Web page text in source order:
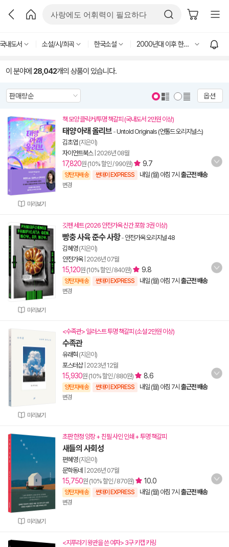
국내도서 소설/시/희곡 한국소설 2000년대 이후 한국소설
이 분야에 28,042개의 상품이 있습니다.
옵션
미리보기
책 모양 클릭커/투명 책갈피 (국내도서 2만원 이상)
태양 아래 올리브 -Untold Originals (언톨드 오리지널스)
김초엽 (지은이)
자이언트북스| 2026년 08월
17,820원 (10% 할인 / 990원) 9.7
양탄자배송 썬데이 EXPRESS 내일 (월) 아침 7시 출근전 배송
변경
미리보기
깃펜 세트 (2026 안전가옥 신간 포함 3권 이상)
빵충 사육 준수 사항- 안전가옥 오리지널 48
김혜영(지은이)
안전가옥| 2026년 07월
15,120원 (10% 할인 / 840원) 9.8
양탄자배송 썬데이 EXPRESS 내일 (월) 아침 7시 출근전 배송
변경
미리보기
<수족관> 일러스트 투명 책갈피 (소설 2만원 이상)
수족관
유래혁 (지은이)
포스터샵| 2023년 12월
15,930원 (10% 할인 / 880원) 8.6
양탄자배송 썬데이 EXPRESS 내일 (월) 아침 7시 출근전 배송
변경
미리보기
초판 한정 양장 + 친필 사인 인쇄 + 투명 책갈피
새들의 사회성
편혜영(지은이)
문학동네
2026년 07월
15,750원 (10% 할인 / 870원) 10.0
양탄자배송 썬데이 EXPRESS 내일 (월) 아침 7시 출근전 배송
변경
<지푸라기 왕관을 쓴 여자> 3구 키캡 키링